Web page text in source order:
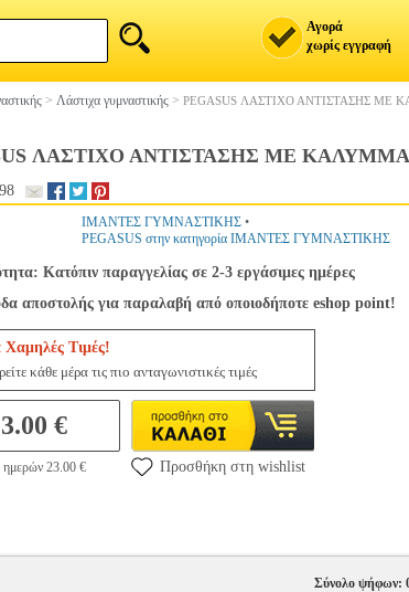
Αγορά
χωρίς εγγραφή
> Λάστιχα γυμναστικής > PEGASUS ΛΑΣΤΙΧΟ ΑΝΤΙΣΤΑΣΗΣ ΜΕ
ΛΑΣΤΙΧΟ ΑΝΤΙΣΤΑΣΗΣ ΜΕ ΚΑΛΥΜΜΑ
ΙΜΑΝΤΕΣ ΓΥΜΝΑΣΤΙΚΗΣ •
PEGASUS στην κατηγορία ΙΜΑΝΤΕΣ ΓΥΜΝΑΣΤΙΚΗΣ
Κατόπιν παραγγελίας σε 2-3 εργάσιμες ημέρες
αποστολής για παραλαβή από οποιοδήποτε eshop point!
Χαμηλές Τιμές!
κάθε μέρα τις πιο ανταγωνιστικές τιμές
€
ημερών 23.00 € Προσθήκη στη wishlist
Σύνολο ψήφων: